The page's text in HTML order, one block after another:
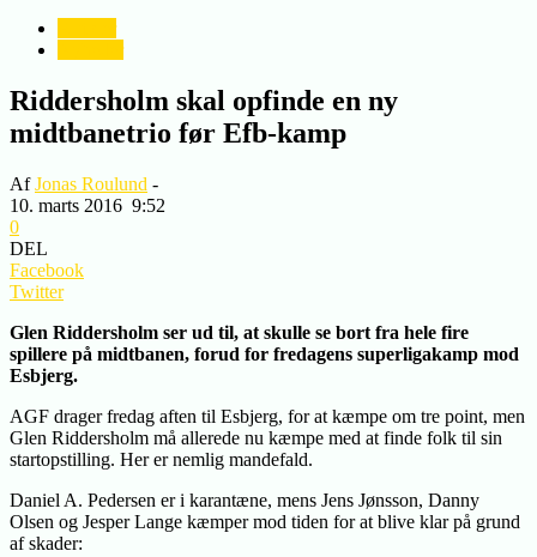
Riddersholm skal opfinde en ny
midtbanetrio før Efb-kamp
AfJonas Roulund -
10. marts 2016 9:52
0
DEL
Facebook
Twitter
Glen Riddersholm ser ud til, at skulle se bort fra hele fire
spillere på midtbanen, forud for fredagens superligakamp mod
Esbjerg.
AGF drager fredag aften til Esbjerg, for at kæmpe om tre point, men
Glen Riddersholm må allerede nu kæmpe med at finde folk til sin
startopstilling. Her er nemlig mandefald.
Daniel A. Pedersen er i karantæne, mens Jens Jønsson, Danny
Olsen og Jesper Lange kæmper mod tiden for at blive klar på grund
af skader: